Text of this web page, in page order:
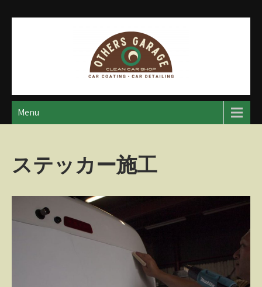
アザースガレージ
【神奈川・厚木・愛川】カーメンテナンス
Menu
ステッカー施工